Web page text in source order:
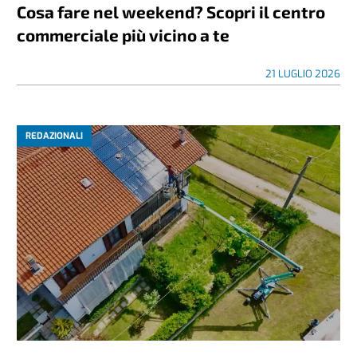
Cosa fare nel weekend? Scopri il centro
commerciale più vicino a te
21 LUGLIO 2026
REDAZIONALI